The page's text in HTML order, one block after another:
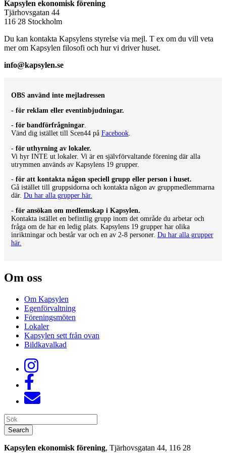
Kapsylen ekonomisk förening
Tjärhovsgatan 44
116 28 Stockholm
Du kan kontakta Kapsylens styrelse via mejl. T ex om du vill veta
mer om Kapsylen filosofi och hur vi driver huset.
info@kapsylen.se
OBS använd inte mejladressen
- för reklam eller eventinbjudningar.
- för bandförfrågningar.
Vänd dig istället till Scen44 på Facebook.
- för uthyrning av lokaler.
Vi hyr INTE ut lokaler. Vi är en självförvaltande förening där alla
utrymmen används av Kapsylens 19 grupper.
- för att kontakta någon speciell grupp eller person i huset.
Gå istället till gruppsidorna och kontakta någon av gruppmedlemmarna
där. Du har alla grupper här.
- för ansökan om medlemskap i Kapsylen.
Kontakta istället en befintlig grupp inom det område du arbetar och
fråga om de har en ledig plats. Kapsylens 19 grupper har olika
inriktningar och består var och en av 2-8 personer. Du har alla grupper
här.
Om oss
Om Kapsylen
Egenförvaltning
Föreningsmöten
Lokaler
Kapsylen sett från ovan
Bildkavalkad
Search
Search
Kapsylen ekonomisk förening, Tjärhovsgatan 44, 116 28